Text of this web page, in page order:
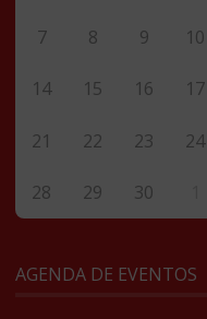
7 8 9 10
14 15 16 17
21 22 23 24
28 29 30
AGENDA DE EVENTOS